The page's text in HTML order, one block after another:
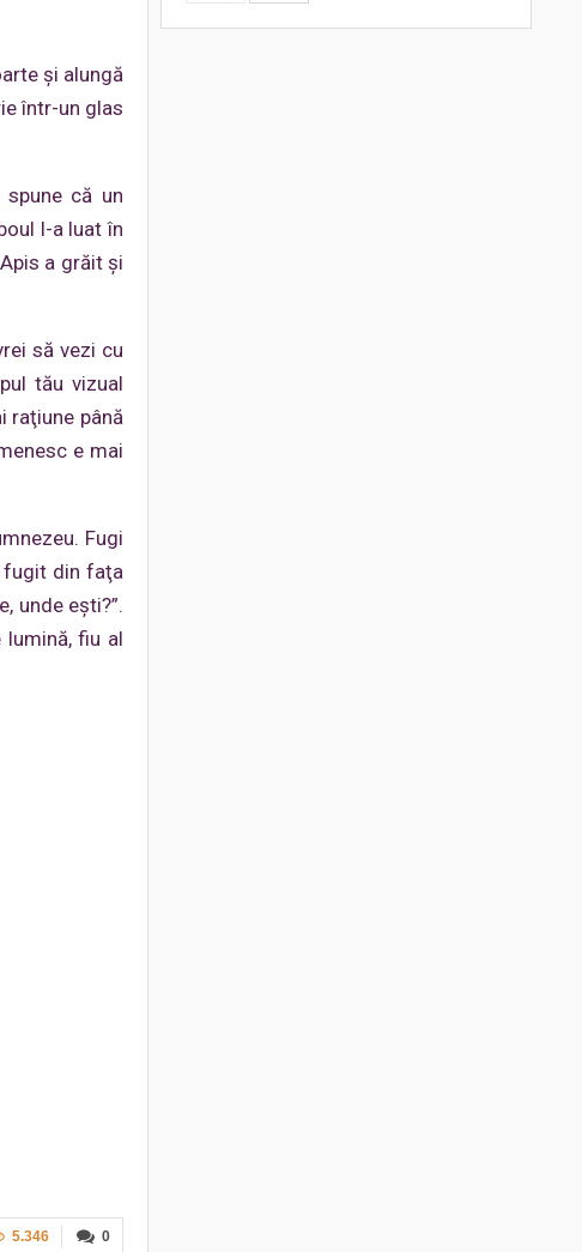
şi alungă
într-un glas
că un
l-a luat în
a grăit și
să vezi cu
tău vizual
raţiune până
e mai
Fugi
fugit din faţa
unde eşti?”.
fiu al
0
5.346